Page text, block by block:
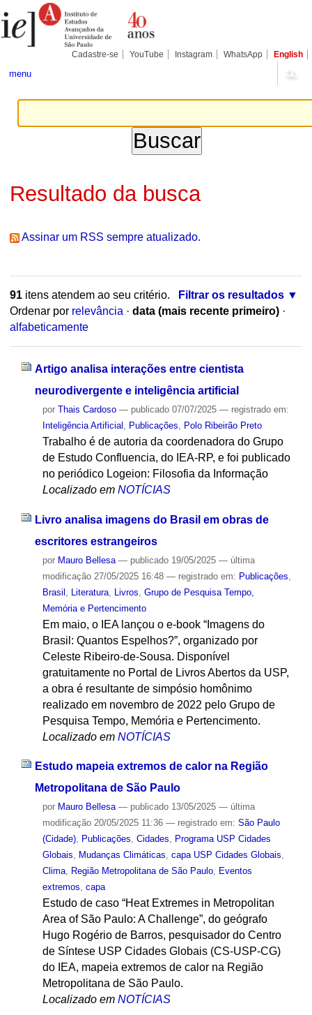
para
conteúdo.
Pessoais
Cadastre-se YouTube Instagram WhatsApp English
menu
Resultado da busca
Assinar um RSS sempre atualizado.
91itens atendem ao seu critério.
Filtrar os resultados
Ordenar por relevância · data (mais recente primeiro) ·
alfabeticamente
Artigo analisa interações entre cientista
neurodivergente e inteligência artificial
por Thais Cardoso — publicado07/07/2025 — registrado em:
Inteligência Artificial
Publicações Polo Ribeirão Preto
Trabalho é de autoria da coordenadora do Grupo
de Estudo Confluencia, do IEA-RP, e foi publicado
no periódico Logeion: Filosofia da Informação
Localizado em NOTÍCIAS
Livro analisa imagens do Brasil em obras de
escritores estrangeiros
por Mauro Bellesa — publicado19/05/2025 — última
modificação27/05/2025 16:48 — registrado em: Publicações
Brasil
Literatura, Livros Grupo de Pesquisa Tempo,
Memória e Pertencimento
Em maio, o IEA lançou o e-book “Imagens do
Brasil: Quantos Espelhos?”, organizado por
Celeste Ribeiro-de-Sousa. Disponível
gratuitamente no Portal de Livros Abertos da USP,
a obra é resultante de simpósio homônimo
realizado em novembro de 2022 pelo Grupo de
Pesquisa Tempo, Memória e Pertencimento.
Localizado em NOTÍCIAS
Estudo mapeia extremos de calor na Região
Metropolitana de São Paulo
por Mauro Bellesa — publicado13/05/2025 — última
modificação20/05/2025 11:36 — registrado em: São Paulo
(Cidade), Publicações, Cidades, Programa USP Cidades
Globais, Mudanças Climáticas, capa USP Cidades Globais,
Clima, Região Metropolitana de São Paulo, Eventos
extremos, capa
Estudo de caso “Heat Extremes in Metropolitan
Area of São Paulo: A Challenge”, do geógrafo
Hugo Rogério de Barros, pesquisador do Centro
de Síntese USP Cidades Globais (CS-USP-CG)
do IEA, mapeia extremos de calor na Região
Metropolitana de São Paulo.
Localizado em NOTÍCIAS